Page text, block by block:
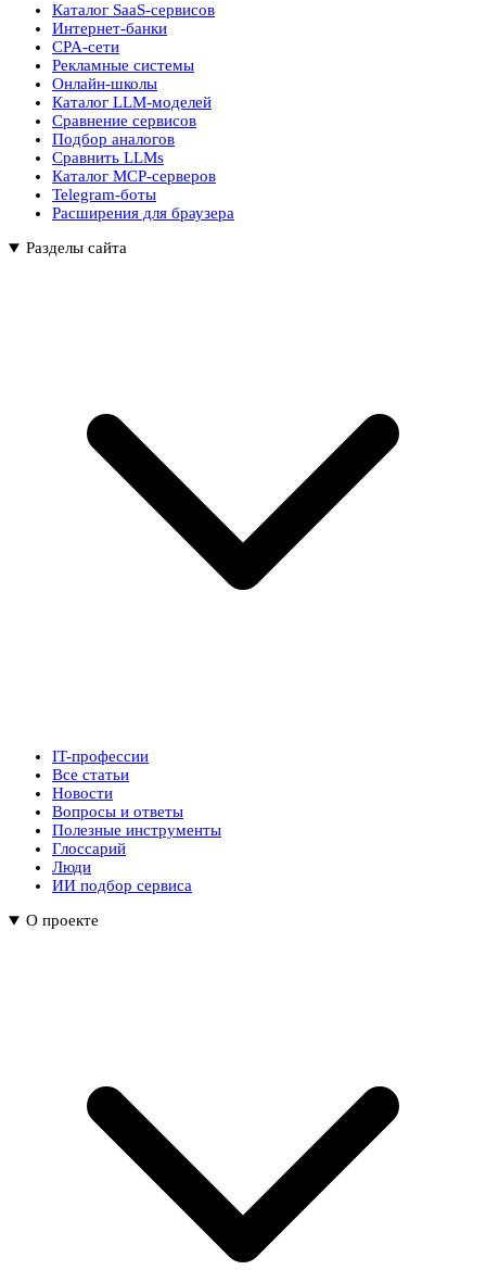
Каталог SaaS-сервисов
Интернет-банки
CPA-сети
Рекламные системы
Онлайн-школы
Каталог LLM-моделей
Сравнение сервисов
Подбор аналогов
Сравнить LLMs
Каталог MCP-серверов
Telegram-боты
Расширения для браузера
Разделы сайта
IT-профессии
Все статьи
Новости
Вопросы и ответы
Полезные инструменты
Глоссарий
Люди
ИИ подбор сервиса
О проекте